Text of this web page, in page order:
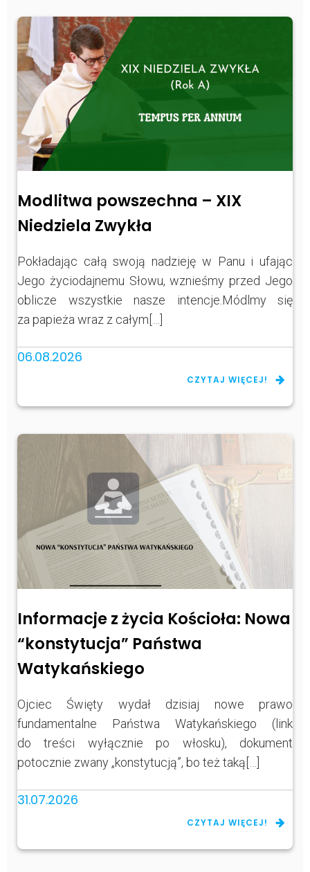
Modlitwa powszechna – XIX
Niedziela Zwykła
Pokładając całą swoją nadzieję w Panu i ufając
Jego życiodajnemu Słowu, wznieśmy przed Jego
oblicze wszystkie nasze intencje.Módlmy się
za papieża wraz z całym[…]
06.08.2026
CZYTAJ WIĘCEJ!
Informacje z życia Kościoła: Nowa
“konstytucja” Państwa
Watykańskiego
Ojciec Święty wydał dzisiaj nowe prawo
fundamentalne Państwa Watykańskiego (link
do treści wyłącznie po włosku), dokument
potocznie zwany „konstytucją”, bo też taką[…]
31.07.2026
CZYTAJ WIĘCEJ!